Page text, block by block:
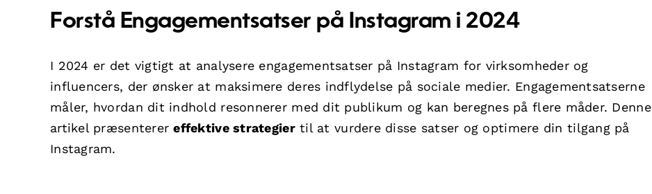
Forstå Engagementsatser på Instagram i 2024
I 2024 er det vigtigt at analysere engagementsatser på Instagram for virksomheder og
influencers, der ønsker at maksimere deres indflydelse på sociale medier. Engagementsatserne
måler, hvordan dit indhold resonnerer med dit publikum og kan beregnes på flere måder. Denne
artikel præsenterereffektive strategiertil at vurdere disse satser og optimere din tilgang på
Instagram.